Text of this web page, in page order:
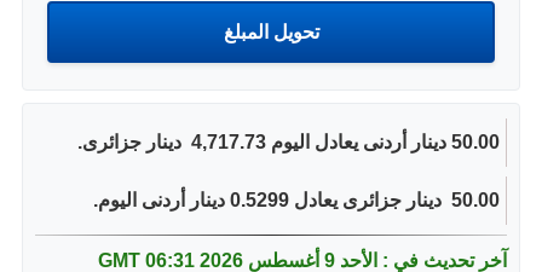
50.00 دينار أردنى يعادل اليوم 4,717.73 ‏ دينار جزائرى.
50.00 ‏ دينار جزائرى يعادل 0.5299 دينار أردنى اليوم.
آخر تحديث في : الأحد 9 أغسطس 2026 06:31 GMT